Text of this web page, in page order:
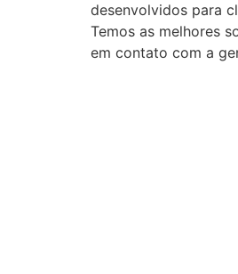
desenvolvidos para
Temos as melhores
em contato com a